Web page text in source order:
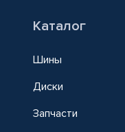
Каталог
Шины
Диски
Запчасти